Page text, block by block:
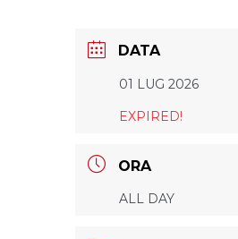
DATA
01 LUG 2026
EXPIRED!
ORA
ALL DAY